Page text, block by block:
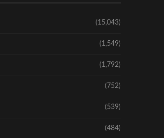
(15,043)
(1,549)
(1,792)
(752)
(539)
(484)